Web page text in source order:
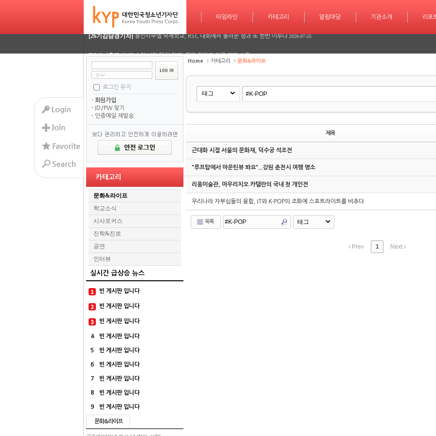
타임라인
타임라인 카테고리
카테고리 알림마당
알림마당 기관소개
기관소개 리포
리포트 기사작
[26기정재훈기자] AI가 짜주는 맞춤형 방학 시간표…학습 계획도 인공지능 시대
[26기김담경기자]
[26기김담경기자] 2026 서울평화 모의유엔대회에 가다
[26기김담경기자] 2026 서울평화 모의유엔대회에 가다 2026-06-25
[26기정재훈기자]
[26기이율관기자] 수업 시간 덮친 화재, 동탄 학원가 긴급 대피 소동 2026-07-08
[26기김담경기자] 2026 서울평화 모의유엔대회에 가다 2026-06-26
[26기김담경기자] 2026 서울평화 모의유엔대회에 가다 2026-06-25
로그인 유지
회원가입
ID/PW 찾기
인증메일 재발송
카테고리
문화&라이프
학교소식
시사포커스
진학&진로
공연
인터뷰
실시간 급상승 뉴스
빈 게시판 입니다
빈 게시판 입니다
빈 게시판 입니다
4 빈 게시판 입니다
5 빈 게시판 입니다
6 빈 게시판 입니다
7 빈 게시판 입니다
8 빈 게시판 입니다
9 빈 게시판 입니다
문화&라이프
Home 카테고리 문화&라이프
제목
근대화 시절 서울의 문화재, 덕수궁 석조전
"루프탑에서 마운틴뷰 봐요"...강원 춘천시 여행 명소
리움미술관, 마우리치오 카텔란의 국내 첫 개인전
우리나라 자부심들의 융합, IT와 K-POP의 조화에 스포트라이트를 비추다
목록
Prev 1 Next
Sketchbook5, 스케치북5
Sketchbook5, 스케치북5
Sketchbook5, 스케치북5
Sketchbook5, 스케치북5